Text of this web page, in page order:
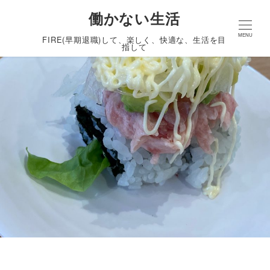
働かない生活
FIRE(早期退職)して、楽しく、快適な、生活を目
指して
MENU